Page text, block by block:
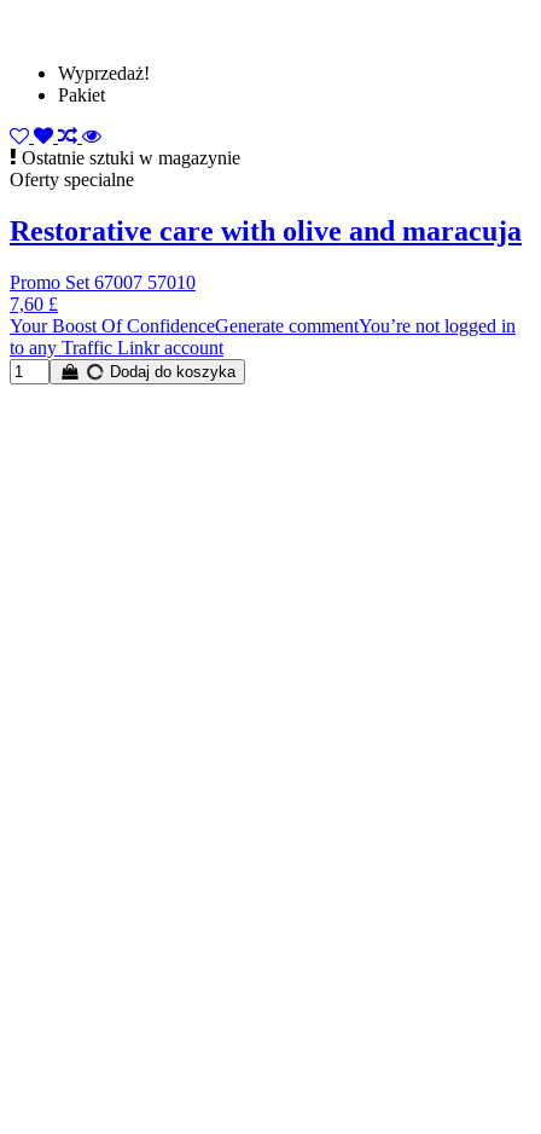
Wyprzedaż!
Pakiet
Ostatnie sztuki w magazynie
Oferty specialne
Restorative care with olive and maracuja
Promo Set 67007 57010
7,60 £
Your Boost Of ConfidenceGenerate commentYou’re not logged in
to any Traffic Linkr account
Dodaj do koszyka